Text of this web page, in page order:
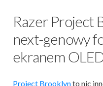
Razer Project
next-genowy
ekranem
Project Brooklynto nic